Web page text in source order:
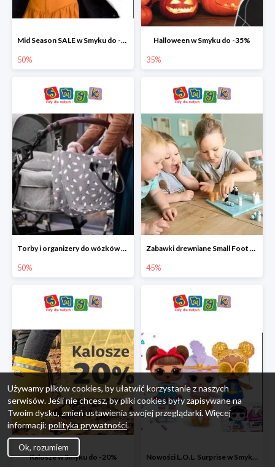
Mid Season SALE w Smyku do -50%
50%
Halloween w Smyku do -35%
35%
Torby i organizery do wózków w Smyku do -50%
50%
Zabawki drewniane Small Foot do -45%
45%
Kalosze w Smyku do -20% Nowości L.O.L. Surprise w Smyku do -45%
Używamy plików cookies, by ułatwić korzystanie z naszych
serwisów. Jeśli nie chcesz, by pliki cookies były zapisywane na
Twoim dysku, zmień ustawienia swojej przeglądarki. Więcej
informacji: polityka prywatności.
Ok, rozumiem